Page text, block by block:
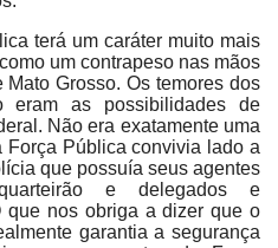
terá um caráter muito mais
um contrapeso nas mãos
Grosso. Os temores dos
eram as possibilidades de
Não era exatamente uma
Força Pública convivia lado a
que possuía seus agentes
e delegados e
que nos obriga a dizer que o
garantia a segurança